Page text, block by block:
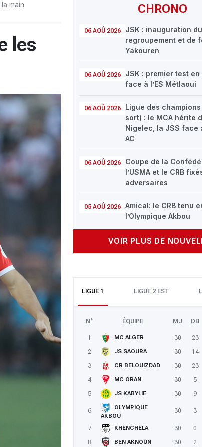
CHRONO
06 AOÛ 2026
JSK : inauguration
regroupement et de
Yakouren
06 AOÛ 2026
JSK : premier test en
face à l’ES Métlaoui
06 AOÛ 2026
Ligue des
sort) : le MCA hérite
Nigelec, la JSS face
AC
06 AOÛ 2026
Coupe de la
l’USMA et le CRB
adversaires
05 AOÛ 2026
Amical: le CRB tenu
l’Olympique Akbou
VOIR PLUS DE
LIGUE 1 LIGUE 2 EST
N° ÉQUIPE MJ DB
1 MC ALGER 30 23
2
JS SAOURA 30 14
3
CR BELOUIZDAD 30 23
4
MC ORAN 30 5
5
JS KABYLIE 30 9
6
OLYMPIQUE
AKBOU
30 3
7 KHENCHELA 30 0
8
BEN AKNOUN 30 2
main
les